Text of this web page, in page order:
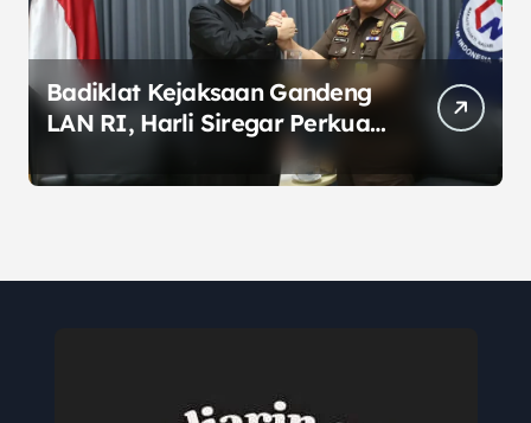
Badiklat Kejaksaan Gandeng
LAN RI, Harli Siregar Perkuat
SDM Penegak Hukum